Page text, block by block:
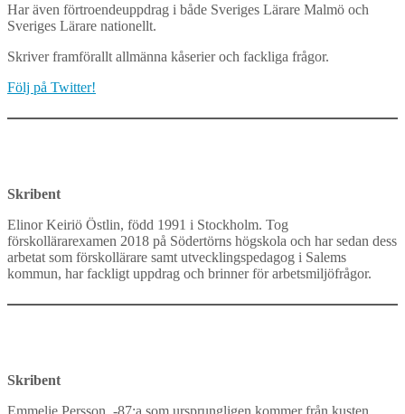
Har även förtroendeuppdrag i både Sveriges Lärare Malmö och
Sveriges Lärare nationellt.
Skriver framförallt allmänna kåserier och fackliga frågor.
Följ på Twitter!
Skribent
Elinor Keiriö Östlin, född 1991 i Stockholm. Tog
förskollärarexamen 2018 på Södertörns högskola och har sedan dess
arbetat som förskollärare samt utvecklingspedagog i Salems
kommun, har fackligt uppdrag och brinner för arbetsmiljöfrågor.
Skribent
Emmelie Persson, -87:a som ursprungligen kommer från kusten,